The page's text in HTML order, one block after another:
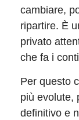
cambiare,
ripartire. È
privato
che fa i
Per questo
più evolute,
definitivo e